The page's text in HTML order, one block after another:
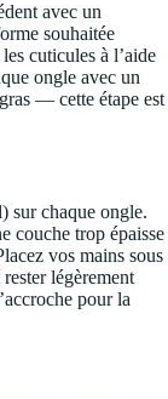
avec un
souhaitée
cuticules à l’aide
ongle avec un
— cette étape est
sur chaque ongle.
couche trop épaisse
vos mains sous
légèrement
pour la